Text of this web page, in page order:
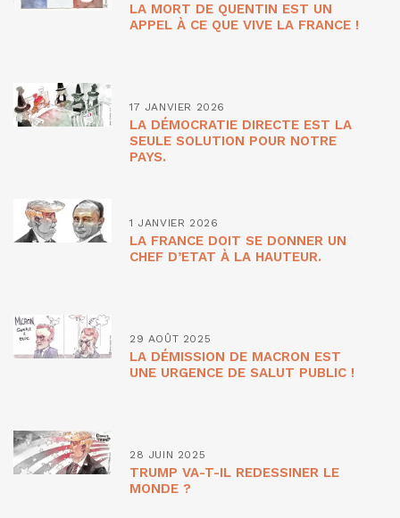
LA MORT DE QUENTIN EST UN
APPEL À CE QUE VIVE LA FRANCE !
17 JANVIER 2026
LA DÉMOCRATIE DIRECTE EST LA
SEULE SOLUTION POUR NOTRE
PAYS.
1 JANVIER 2026
LA FRANCE DOIT SE DONNER UN
CHEF D’ETAT À LA HAUTEUR.
29 AOÛT 2025
LA DÉMISSION DE MACRON EST
UNE URGENCE DE SALUT PUBLIC !
28 JUIN 2025
TRUMP VA-T-IL REDESSINER LE
MONDE ?